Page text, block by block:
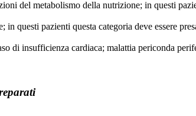
del metabolismo della nutrizione; in questi
questi pazienti questa categoria deve essere
di insufficienza cardiaca; malattia periconda